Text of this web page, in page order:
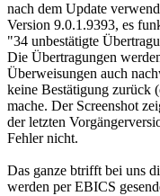
nach dem Update
Version 9.0.1.9393, es
"34 unbestätigte
Die Übertragungen
Überweisungen auch
keine Bestätigung zurück
mache. Der Screenshot
der letzten
Fehler nicht.
Das ganze btrifft bei uns
werden per EBICS